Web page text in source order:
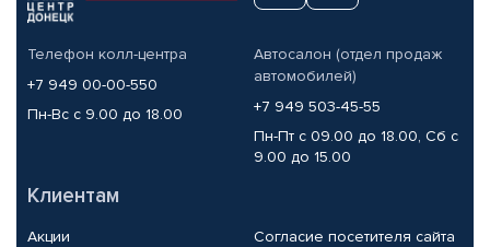
Телефон колл-центра
+7 949 00-00-550
Пн-Вс с 9.00 до 18.00
Автосалон (отдел продаж
автомобилей)
+7 949 503-45-55
Пн-Пт с 09.00 до 18.00, Сб с
9.00 до 15.00
Клиентам
Акции
Согласие посетителя сайта